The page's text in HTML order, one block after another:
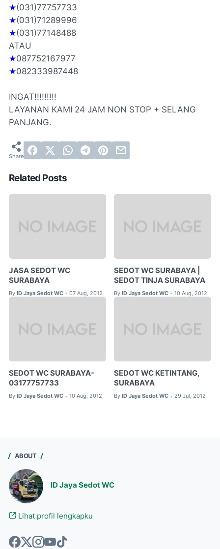
★(031)77757733
★(031)71289996
★(031)77148488
ATAU
★087752167977
★082333987448
INGAT!!!!!!!!!
LAYANAN KAMI 24 JAM NON STOP + SELANG
PANJANG.
Related Posts
JASA SEDOT WC
SURABAYA
By ID Jaya Sedot WC • 07 Aug, 2012
SEDOT WC SURABAYA |
SEDOT TINJA SURABAYA
By ID Jaya Sedot WC • 10 Aug, 2012
SEDOT WC SURABAYA-
03177757733
By ID Jaya Sedot WC • 10 Aug, 2012
SEDOT WC KETINTANG,
SURABAYA
By ID Jaya Sedot WC • 29 Jul, 2012
ABOUT
ID Jaya Sedot WC
Lihat profil lengkapku